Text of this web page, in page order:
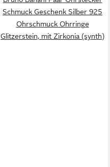
Schmuck Geschenk Silber 925
Ohrschmuck Ohrringe
Glitzerstein, mit Zirkonia (synth)